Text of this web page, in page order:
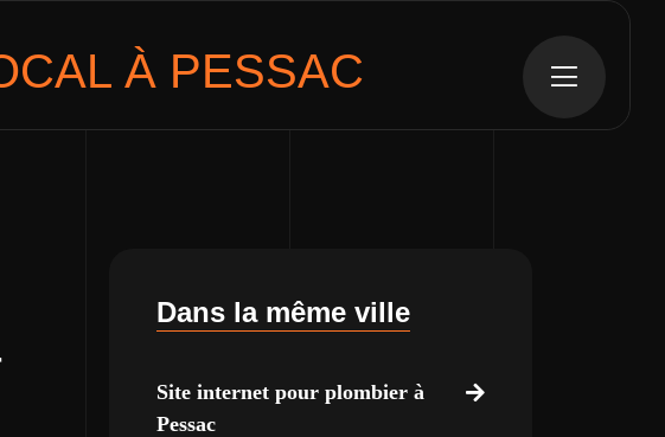
À PESSAC
Dans la même ville
Site internet pour plombier à
Pessac